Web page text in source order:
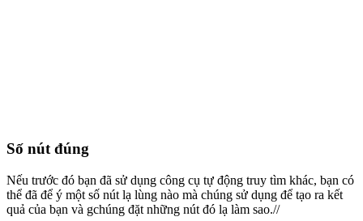
Số nút đúng
Nếu trước đó bạn đã sử dụng công cụ tự động truy tìm khác, bạn có
thể đã để ý một số nút lạ lùng nào mà chúng sử dụng để tạo ra kết
quả của bạn và gchúng đặt những nút đó lạ làm sao.//